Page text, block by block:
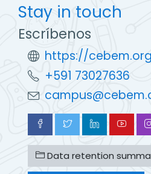
Stay in touch
Escríbenos
https://
+591 73027636
Data retention